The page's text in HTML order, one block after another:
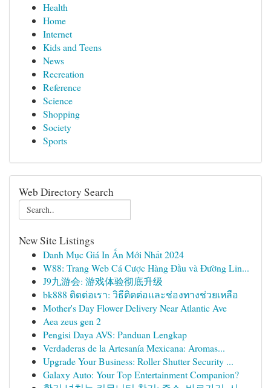
Health
Home
Internet
Kids and Teens
News
Recreation
Reference
Science
Shopping
Society
Sports
Web Directory Search
New Site Listings
Danh Mục Giá In Ấn Mới Nhất 2024
W88: Trang Web Cá Cược Hàng Đầu và Đường Lin...
J9九游会: 游戏体验彻底升级
bk888 ติดต่อเรา: วิธีติดต่อและช่องทางช่วยเหลือ
Mother's Day Flower Delivery Near Atlantic Ave
Aea zeus gen 2
Pengisi Daya AVS: Panduan Lengkap
Verdaderas de la Artesanía Mexicana: Aromas...
Upgrade Your Business: Roller Shutter Security ...
Galaxy Auto: Your Top Entertainment Companion?